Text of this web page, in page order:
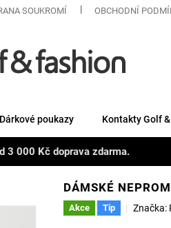
SOUKROMÍ OBCHODNÍ
Dárkové poukazy Kontakty Golf
3 000 Kč doprava zdarma.
DÁMSKÉ
Akce Tip Značka: